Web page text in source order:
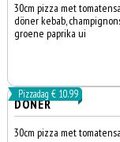
30cm pizza met
döner kebab,
groene paprika ui
Pizzadag € 10.99
DONER
30cm pizza met